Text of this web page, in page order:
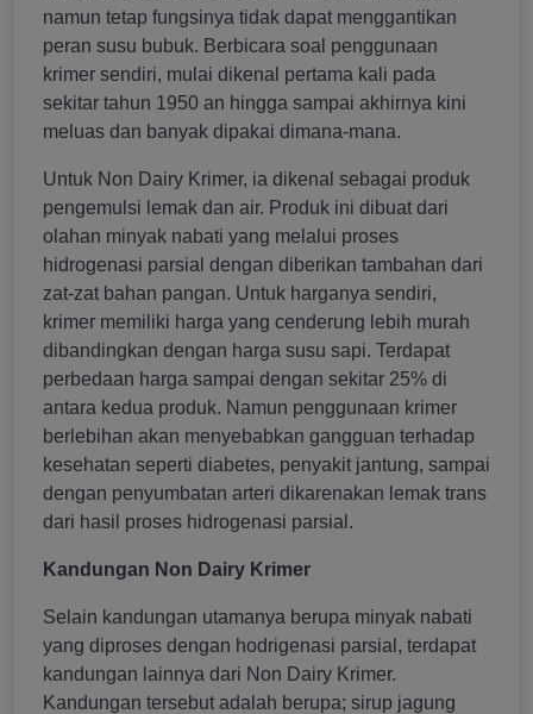
namun tetap fungsinya tidak dapat menggantikan
peran susu bubuk. Berbicara soal penggunaan
krimer sendiri, mulai dikenal pertama kali pada
sekitar tahun 1950 an hingga sampai akhirnya kini
meluas dan banyak dipakai dimana-mana.
Untuk Non Dairy Krimer, ia dikenal sebagai produk
pengemulsi lemak dan air. Produk ini dibuat dari
olahan minyak nabati yang melalui proses
hidrogenasi parsial dengan diberikan tambahan dari
zat-zat bahan pangan. Untuk harganya sendiri,
krimer memiliki harga yang cenderung lebih murah
dibandingkan dengan harga susu sapi. Terdapat
perbedaan harga sampai dengan sekitar 25% di
antara kedua produk. Namun penggunaan krimer
berlebihan akan menyebabkan gangguan terhadap
kesehatan seperti diabetes, penyakit jantung, sampai
dengan penyumbatan arteri dikarenakan lemak trans
dari hasil proses hidrogenasi parsial.
Kandungan Non Dairy Krimer
Selain kandungan utamanya berupa minyak nabati
yang diproses dengan hodrigenasi parsial, terdapat
kandungan lainnya dari Non Dairy Krimer.
Kandungan tersebut adalah berupa; sirup jagung